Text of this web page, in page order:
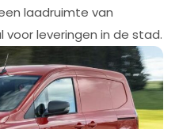
laadruimte van
voor leveringen in de stad.